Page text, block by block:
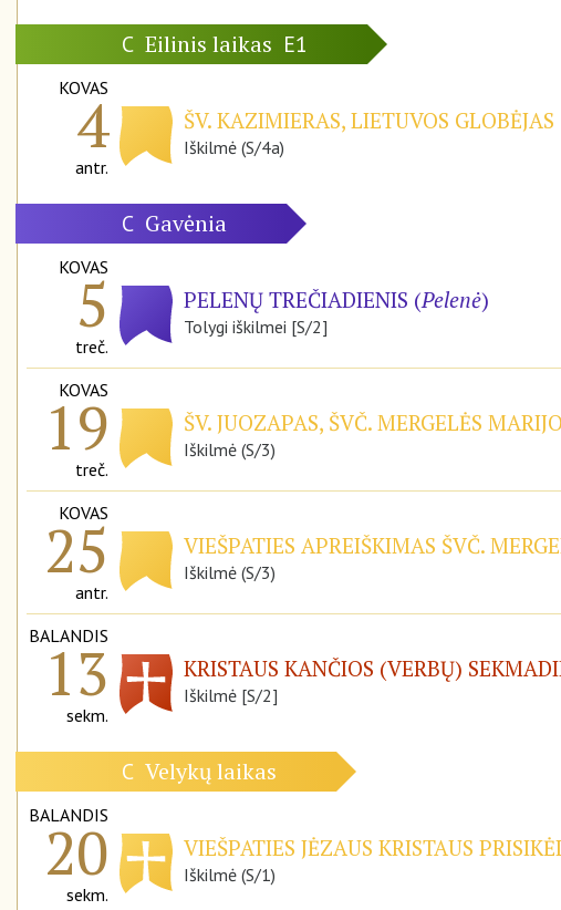
C Eilinis laikas E1
KOVAS
4
antr.
ŠV. KAZIMIERAS, LIETUVOS GLOBĖJAS
Iškilmė (S/4a)
C Gavėnia
KOVAS
5
treč.
PELENŲ TREČIADIENIS (Pelenė)
Tolygi iškilmei [S/2]
KOVAS
19
treč.
ŠV. JUOZAPAS, ŠVČ. MERGELĖS
Iškilmė (S/3)
KOVAS
25
antr.
VIEŠPATIES APREIŠKIMAS ŠVČ.
Iškilmė (S/3)
BALANDIS
13
sekm.
KRISTAUS KANČIOS (VERBŲ)
Iškilmė [S/2]
C Velykų laikas
BALANDIS
20
sekm.
VIEŠPATIES JĖZAUS KRISTAUS
Iškilmė (S/1)